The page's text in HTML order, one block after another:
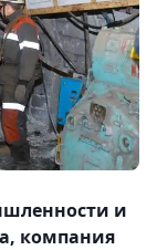
и
компания